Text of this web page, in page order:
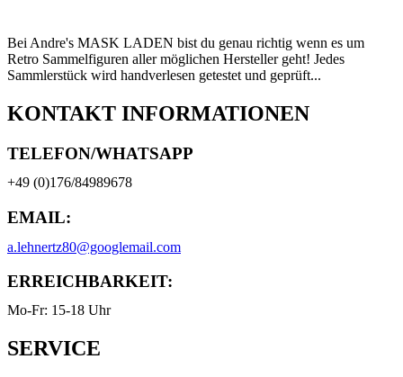
Bei Andre's MASK LADEN bist du genau richtig wenn es um
Retro Sammelfiguren aller möglichen Hersteller geht! Jedes
Sammlerstück wird handverlesen getestet und geprüft...
KONTAKT INFORMATIONEN
TELEFON/WHATSAPP
+49 (0)176/84989678
EMAIL:
a.lehnertz80@googlemail.com
ERREICHBARKEIT:
Mo-Fr: 15-18 Uhr
SERVICE